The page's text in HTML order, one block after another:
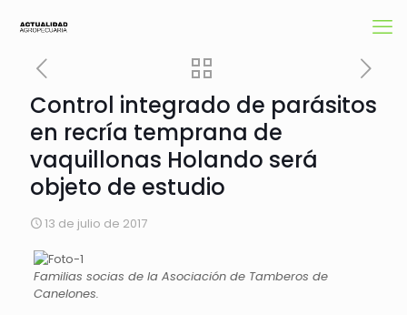
Control integrado de parásitos
en recría temprana de
vaquillonas Holando será
objeto de estudio
13 de julio de 2017
Familias socias de la Asociación de Tamberos de
Canelones.